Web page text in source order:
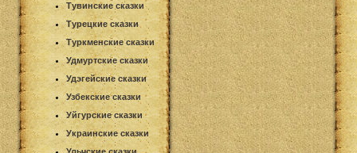
Тувинские сказки
Турецкие сказки
Туркменские сказки
Удмуртские сказки
Удэгейские сказки
Узбекские сказки
Уйгурские сказки
Украинские сказки